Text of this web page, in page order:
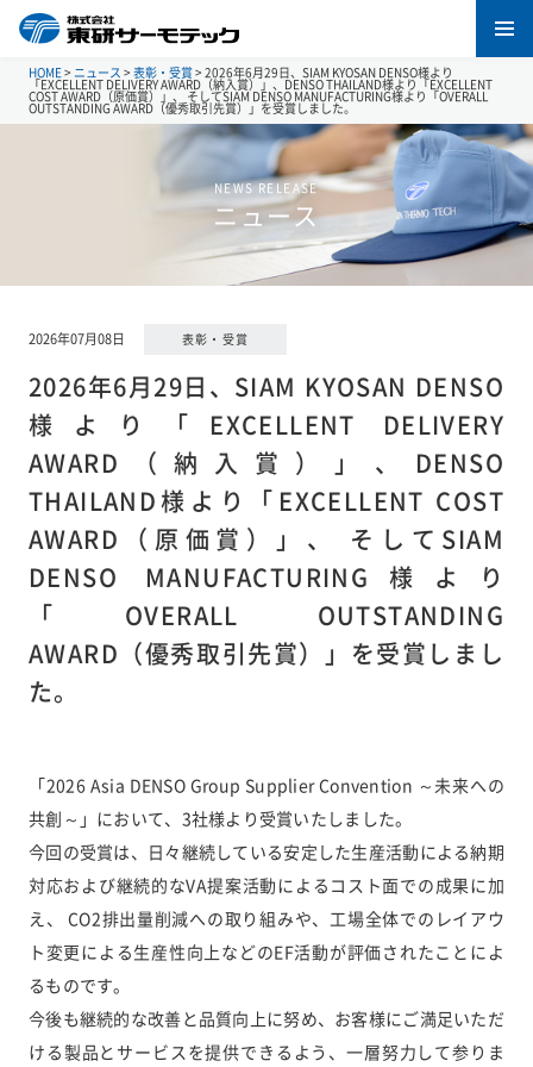
HOME > ニュース > 表彰・受賞 > 2026年6月29日、SIAM KYOSAN DENSO様より
「EXCELLENT DELIVERY AWARD（納入賞）」、DENSO THAILAND様より「EXCELLENT
COST AWARD（原価賞）」、 そしてSIAM DENSO MANUFACTURING様より「OVERALL
OUTSTANDING AWARD（優秀取引先賞）」を受賞しました。
NEWS RELEASE
ニュース
2026年07月08日 表彰・受賞
2026年6月29日、SIAM KYOSAN DENSO
様より「EXCELLENT DELIVERY
AWARD（納入賞）」、DENSO
THAILAND様より「EXCELLENT COST
AWARD（原価賞）」、 そしてSIAM
DENSO MANUFACTURING様より
「OVERALL OUTSTANDING
AWARD（優秀取引先賞）」を受賞しまし
た。
「2026 Asia DENSO Group Supplier Convention ～未来への
共創～」において、3社様より受賞いたしました。
今回の受賞は、日々継続している安定した生産活動による納期
対応および継続的なVA提案活動によるコスト面での成果に加
え、 CO2排出量削減への取り組みや、工場全体でのレイアウ
ト変更による生産性向上などのEF活動が評価されたことによ
るものです。
今後も継続的な改善と品質向上に努め、お客様にご満足いただ
ける製品とサービスを提供できるよう、一層努力して参りま